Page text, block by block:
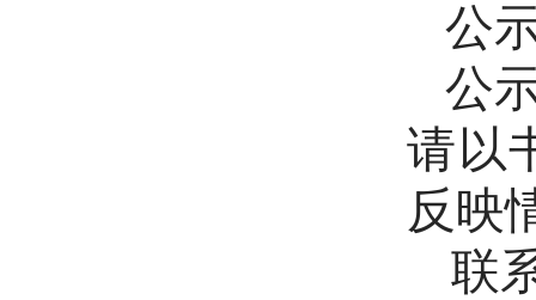
公
公
请以
反映
联